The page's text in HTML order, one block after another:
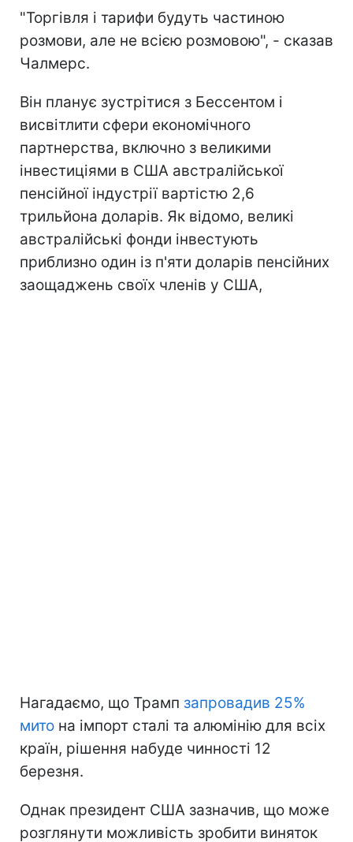
"Торгівля і тарифи будуть частиною
розмови, але не всією розмовою", - сказав
Чалмерс.
Він планує зустрітися з Бессентом і
висвітлити сфери економічного
партнерства, включно з великими
інвестиціями в США австралійської
пенсійної індустрії вартістю 2,6
трильйона доларів. Як відомо, великі
австралійські фонди інвестують
приблизно один із п'яти доларів пенсійних
заощаджень своїх членів у США,
Нагадаємо, що Трамп запровадив 25%
мито на імпорт сталі та алюмінію для всіх
країн, рішення набуде чинності 12
березня.
Однак президент США зазначив, що може
розглянути можливість зробити виняток